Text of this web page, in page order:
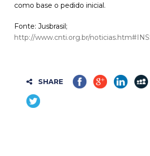
como base o pedido inicial.
Fonte: Jusbrasil;
http://www.cnti.org.br/
SHARE